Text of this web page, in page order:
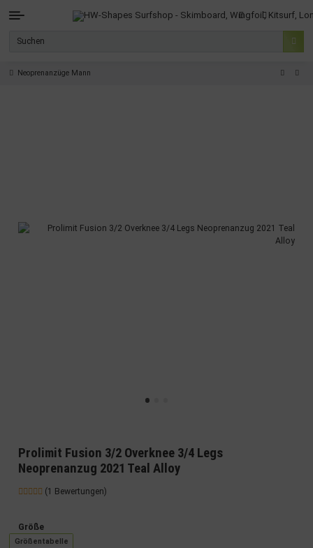
Neoprenanzüge Mann
Prolimit Fusion 3/2 Overknee 3/4 Legs
Neoprenanzug 2021 Teal Alloy
(1 Bewertungen)
Größe
Größentabelle